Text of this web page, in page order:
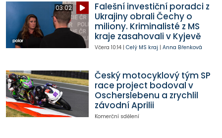
03:02
Falešní investiční poradci z
Ukrajiny obrali Čechy o
miliony. Kriminalisté z MS
kraje zasahovali v Kyjevě
Včera 10:14| Celý MS kraj | Anna Břenková
Český motocyklový tým SP
race project bodoval v
Oscherslebenu a zrychlil
závodní Aprilii
Komerční sdělení